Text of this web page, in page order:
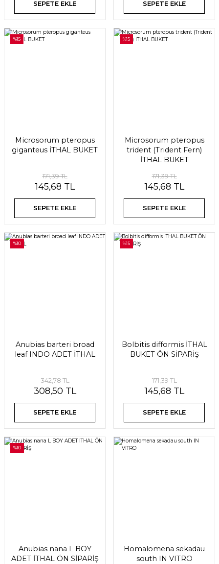
SEPETE EKLE SEPETE EKLE
%15
Microsorum pteropus
giganteus İTHAL BUKET
171,39 TL
145,68 TL
SEPETE EKLE
%15
Microsorum pteropus
trident (Trident Fern)
İTHAL BUKET
171,39 TL
145,68 TL
SEPETE EKLE
%10
Anubias barteri broad
leaf INDO ADET İTHAL
342,78 TL
308,50 TL
SEPETE EKLE
%15
Bolbitis difformis İTHAL
BUKET ÖN SİPARİŞ
171,39 TL
145,68 TL
SEPETE EKLE
%10
Anubias nana L BOY
ADET İTHAL ÖN SİPARİŞ
Homalomena sekadau
south IN VITRO